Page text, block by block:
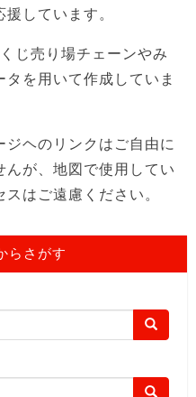
しています。
じ売り場チェーンやみ
を用いて作成していま
ヘのリンクはご自由に
が、地図で使用してい
はご遠慮ください。
らさがす